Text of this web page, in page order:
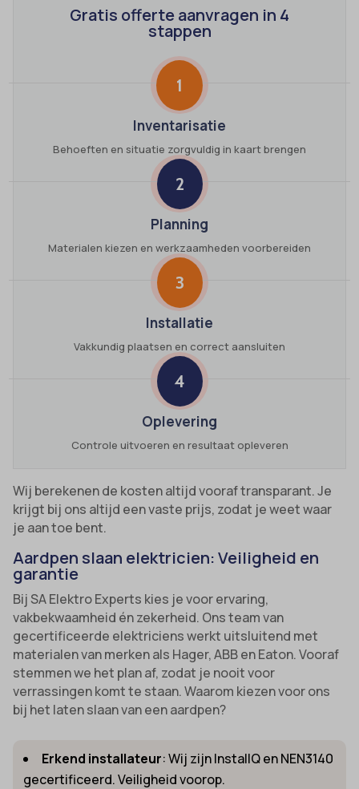
Gratis offerte aanvragen in 4
stappen
1
Inventarisatie
Behoeften en situatie zorgvuldig in kaart brengen
2
Planning
Materialen kiezen en werkzaamheden voorbereiden
3
Installatie
Vakkundig plaatsen en correct aansluiten
4
Oplevering
Controle uitvoeren en resultaat opleveren
Wij berekenen de kosten altijd vooraf transparant. Je
krijgt bij ons altijd een vaste prijs, zodat je weet waar
je aan toe bent.
Aardpen slaan elektricien: Veiligheid en
garantie
Bij SA Elektro Experts kies je voor ervaring,
vakbekwaamheid én zekerheid. Ons team van
gecertificeerde elektriciens werkt uitsluitend met
materialen van merken als Hager, ABB en Eaton. Vooraf
stemmen we het plan af, zodat je nooit voor
verrassingen komt te staan. Waarom kiezen voor ons
bij het laten slaan van een aardpen?
Erkend installateur: Wij zijn InstallQ en NEN3140
gecertificeerd. Veiligheid voorop.